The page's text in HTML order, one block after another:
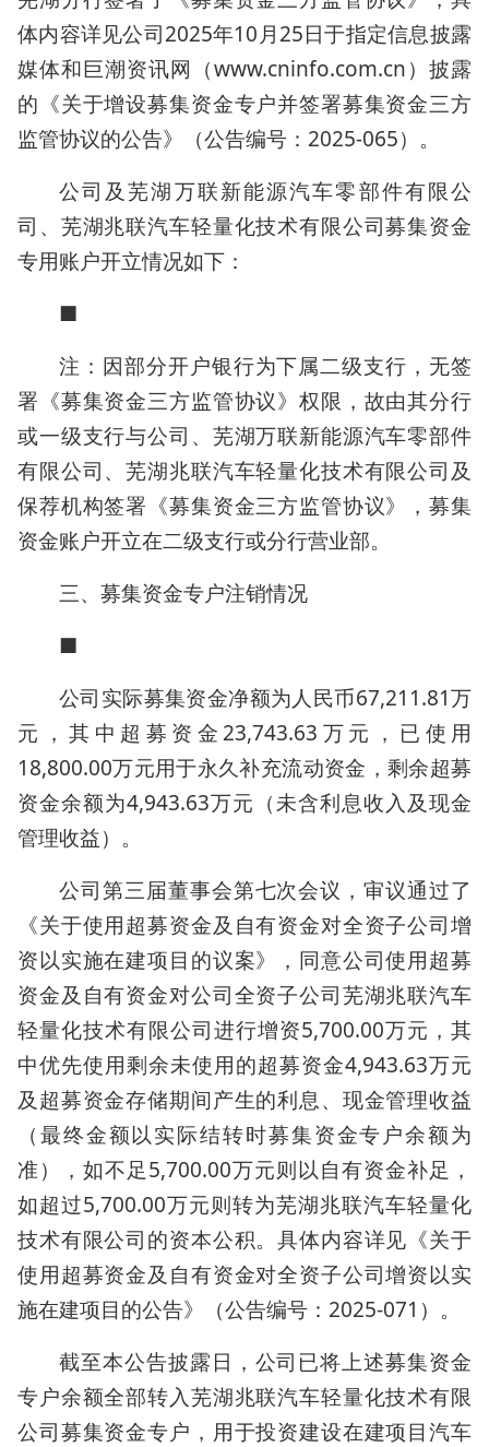
体内容详见公司2025年10月25日于指定信息披露
媒体和巨潮资讯网（www.cninfo.com.cn）披露
的《关于增设募集资金专户并签署募集资金三方
监管协议的公告》（公告编号：2025-065）。
公司及芜湖万联新能源汽车零部件有限公
司、芜湖兆联汽车轻量化技术有限公司募集资金
专用账户开立情况如下：
■
注：因部分开户银行为下属二级支行，无签
署《募集资金三方监管协议》权限，故由其分行
或一级支行与公司、芜湖万联新能源汽车零部件
有限公司、芜湖兆联汽车轻量化技术有限公司及
保荐机构签署《募集资金三方监管协议》，募集
资金账户开立在二级支行或分行营业部。
三、募集资金专户注销情况
■
公司实际募集资金净额为人民币67,211.81万
元，其中超募资金23,743.63万元，已使用
18,800.00万元用于永久补充流动资金，剩余超募
资金余额为4,943.63万元（未含利息收入及现金
管理收益）。
公司第三届董事会第七次会议，审议通过了
《关于使用超募资金及自有资金对全资子公司增
资以实施在建项目的议案》，同意公司使用超募
资金及自有资金对公司全资子公司芜湖兆联汽车
轻量化技术有限公司进行增资5,700.00万元，其
中优先使用剩余未使用的超募资金4,943.63万元
及超募资金存储期间产生的利息、现金管理收益
（最终金额以实际结转时募集资金专户余额为
准），如不足5,700.00万元则以自有资金补足，
如超过5,700.00万元则转为芜湖兆联汽车轻量化
技术有限公司的资本公积。具体内容详见《关于
使用超募资金及自有资金对全资子公司增资以实
施在建项目的公告》（公告编号：2025-071）。
截至本公告披露日，公司已将上述募集资金
专户余额全部转入芜湖兆联汽车轻量化技术有限
公司募集资金专户，用于投资建设在建项目汽车